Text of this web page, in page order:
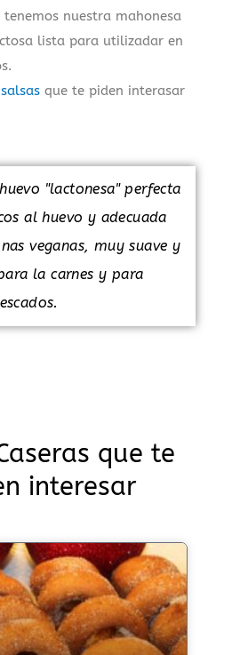
nuestra mahonesa
lista para utilizadar en
salsas que te piden interasar
"lactonesa" perfecta
al huevo y adecuada
veganas, muy suave y
la carnes y para
que te
interesar